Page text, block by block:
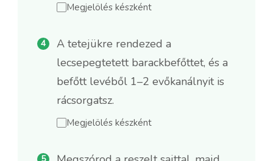
Megjelölés készként
A tetejükre rendezed a
lecsepegtetett barackbefőttet, és a
befőtt levéből 1–2 evőkanálnyit is
rácsorgatsz.
Megjelölés készként